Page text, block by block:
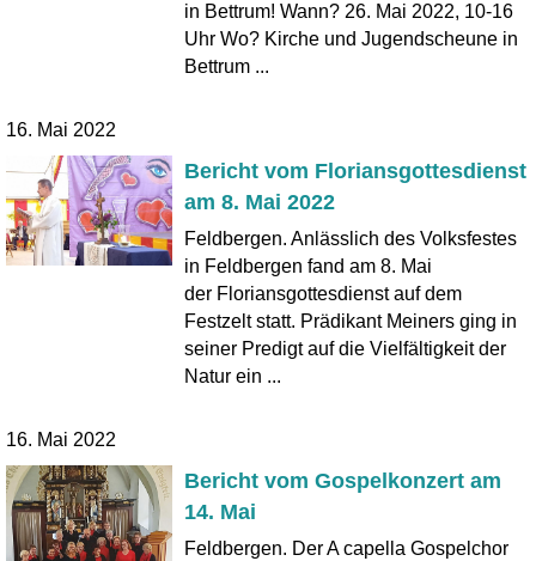
in Bettrum! Wann? 26. Mai 2022, 10-16
Uhr Wo? Kirche und Jugendscheune in
Bettrum ...
16. Mai 2022
Bericht vom Floriansgottesdienst
am 8. Mai 2022
Feldbergen. Anlässlich des Volksfestes
in Feldbergen fand am 8. Mai
der Floriansgottesdienst auf dem
Festzelt statt. Prädikant Meiners ging in
seiner Predigt auf die Vielfältigkeit der
Natur ein ...
16. Mai 2022
Bericht vom Gospelkonzert am
14. Mai
Feldbergen. Der A capella Gospelchor